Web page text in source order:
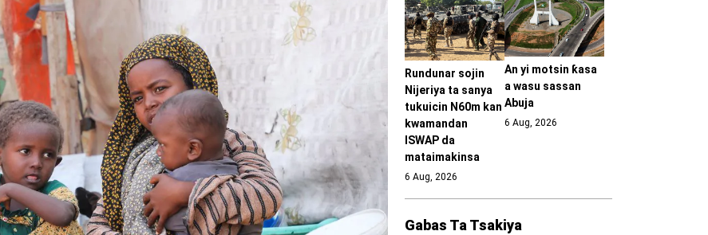
Rundunar sojin
Nijeriya ta sanya
tukuicin N60m kan
kwamandan
ISWAP da
mataimakinsa
6 Aug, 2026
An yi motsin ƙasa
a wasu sassan
Abuja
6 Aug, 2026
Gabas Ta Tsakiya